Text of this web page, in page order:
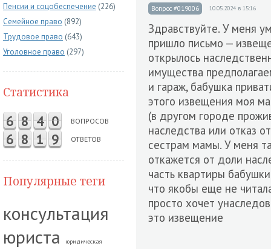
Пенсии и соцобеспечение (226)
Семейное право (892)
Трудовое право (643)
Уголовное право (297)
Статистика
6 8 4 0 ВОПРОСОВ
6 8 1 9 ОТВЕТОВ
Популярные теги
консультация
юриста
юридическая
Вопрос #019006 10.05.2024 в 15:16
Здравствуйте. У меня
пришло письмо —
открылось
имущества
и гараж, бабушка
этого извещения моя
(в другом городе
наследства или отказ
сестрам мамы. У меня
откажется от доли
часть квартиры
что якобы еще не
просто хочет
это извещение